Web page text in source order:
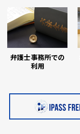
弁護士事務所での
利用